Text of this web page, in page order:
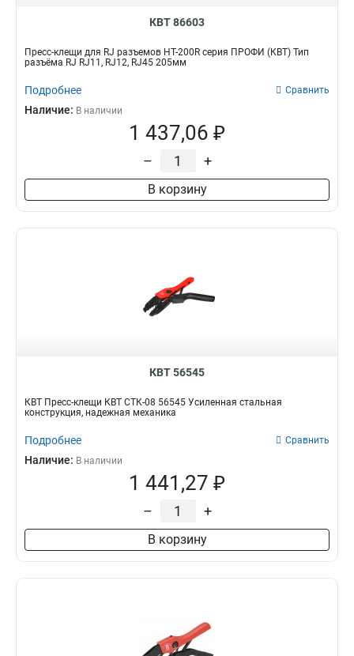
КВТ 86603
Пресс-клещи для RJ разъемов HT-200R серия ПРОФИ (КВТ) Тип
разъёма RJ RJ11, RJ12, RJ45 205мм
Подробнее Сравнить
Наличие: В наличии
1 437,06 ₽
– +
В корзину
КВТ 56545
КВТ Пресс-клещи КВТ СТК-08 56545 Усиленная стальная
конструкция, надежная механика
Подробнее Сравнить
Наличие: В наличии
1 441,27 ₽
– +
В корзину